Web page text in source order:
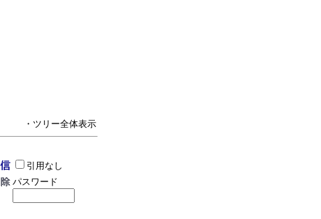
・ツリー全体表示
引用なし
パスワード